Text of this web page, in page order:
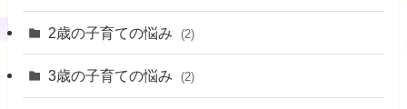
2歳の子育ての悩み (2)
3歳の子育ての悩み (2)